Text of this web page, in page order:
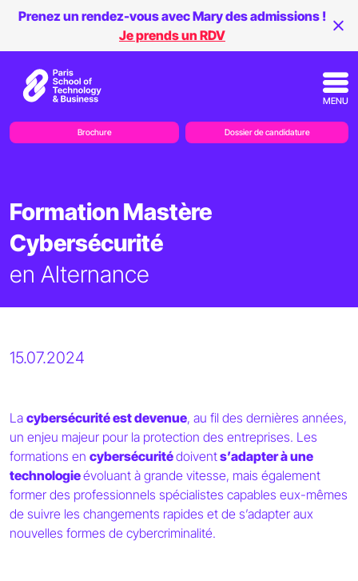
Formation Mastère
Cybersécurité
en Alternance
15.07.2024
La cybersécurité est devenue, au fil des dernières années,
un enjeu majeur pour la protection des entreprises. Les
formations en cybersécuritédoivents’adapter à une
technologieévoluant à grande vitesse, mais également
former des professionnels spécialistes capables eux-mêmes
de suivre les changements rapides et de s’adapter aux
nouvelles formes de cybercriminalité.
Prenez un rendez-vous avec Mary des admissions !
Je prends un RDV
MENU
Brochure Dossier de candidature